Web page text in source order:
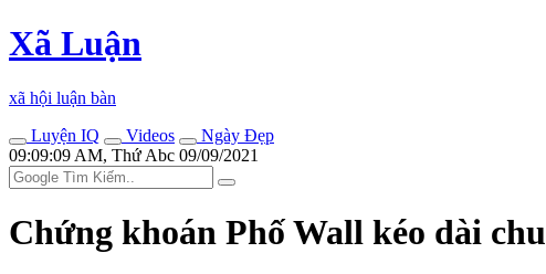
Xã Luận
xã hội luận bàn
Luyện IQ
Videos
Ngày Đẹp
09:09:09 AM, Thứ Abc 09/09/2021
Chứng khoán Phố Wall kéo dài